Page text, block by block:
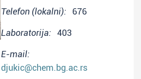
Telefon (lokalni): 676
Laboratorija: 403
E-mail:
djukic@chem.bg.ac.rs